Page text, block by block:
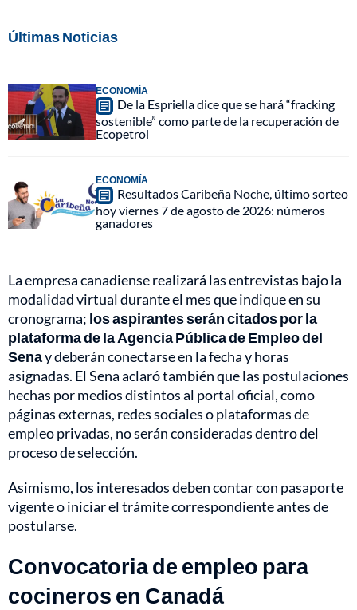
Últimas Noticias
ECONOMÍA
De la Espriella dice que se hará “fracking
sostenible” como parte de la recuperación de
Ecopetrol
ECONOMÍA
Resultados Caribeña Noche, último sorteo
hoy viernes 7 de agosto de 2026: números
ganadores
La empresa canadiense realizará las entrevistas bajo la
modalidad virtual durante el mes que indique en su
cronograma; los aspirantes serán citados por la
plataforma de la Agencia Pública de Empleo del
Senay deberán conectarse en la fecha y horas
asignadas. El Sena aclaró también que las postulaciones
hechas por medios distintos al portal oficial, como
páginas externas, redes sociales o plataformas de
empleo privadas, no serán consideradas dentro del
proceso de selección.
Asimismo, los interesados deben contar con pasaporte
vigente o iniciar el trámite correspondiente antes de
postularse.
Convocatoria de empleo para
cocineros en Canadá